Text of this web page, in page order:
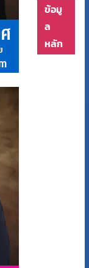
ข้อมู
ล
หลัก